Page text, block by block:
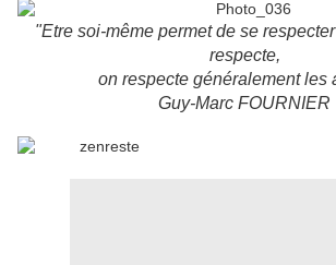
"Etre soi-même permet de se
respecte,
on respecte généralement les
Guy-Marc FOURNIER